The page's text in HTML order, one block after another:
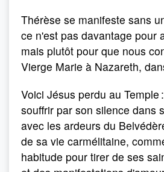
Thérèse se manifeste sans
ce n'est pas davantage pour
mais plutôt pour que nous
Vierge Marie à Nazareth,
Voici Jésus perdu au
souffrir par son silence dans
avec les ardeurs du
de sa vie carmélitaine,
habitude pour tirer de ses